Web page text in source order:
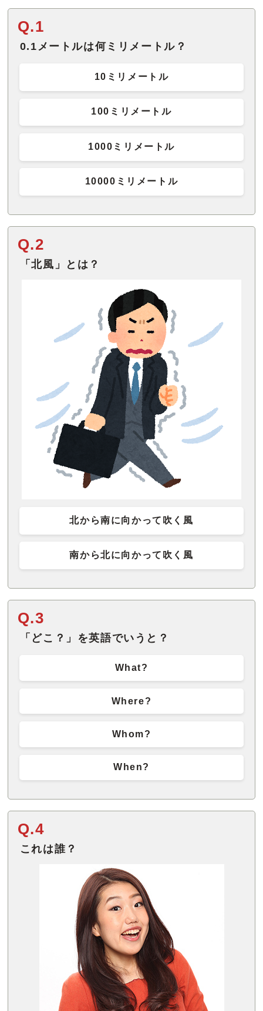
Q.1
0.1メートルは何ミリメートル？
10ミリメートル
100ミリメートル
1000ミリメートル
10000ミリメートル
Q.2
「北風」とは？
北から南に向かって吹く風
南から北に向かって吹く風
Q.3
「どこ？」を英語でいうと？
What?
Where?
Whom?
When?
Q.4
これは誰？